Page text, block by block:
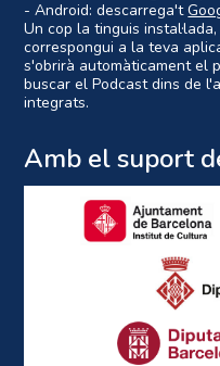
- Android: descarrega't
Un cop la tinguis
correspongui a la teva
s'obrirà automàticament el
buscar el Podcast dins de
integrats.
Amb el suport